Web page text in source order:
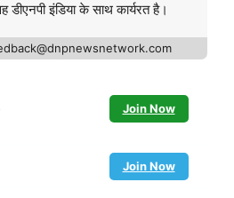
इंडिया के साथ कार्यरत है।
Join Now
Join Now